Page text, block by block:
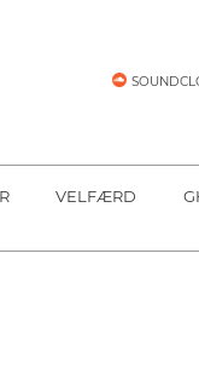
VELFÆRD